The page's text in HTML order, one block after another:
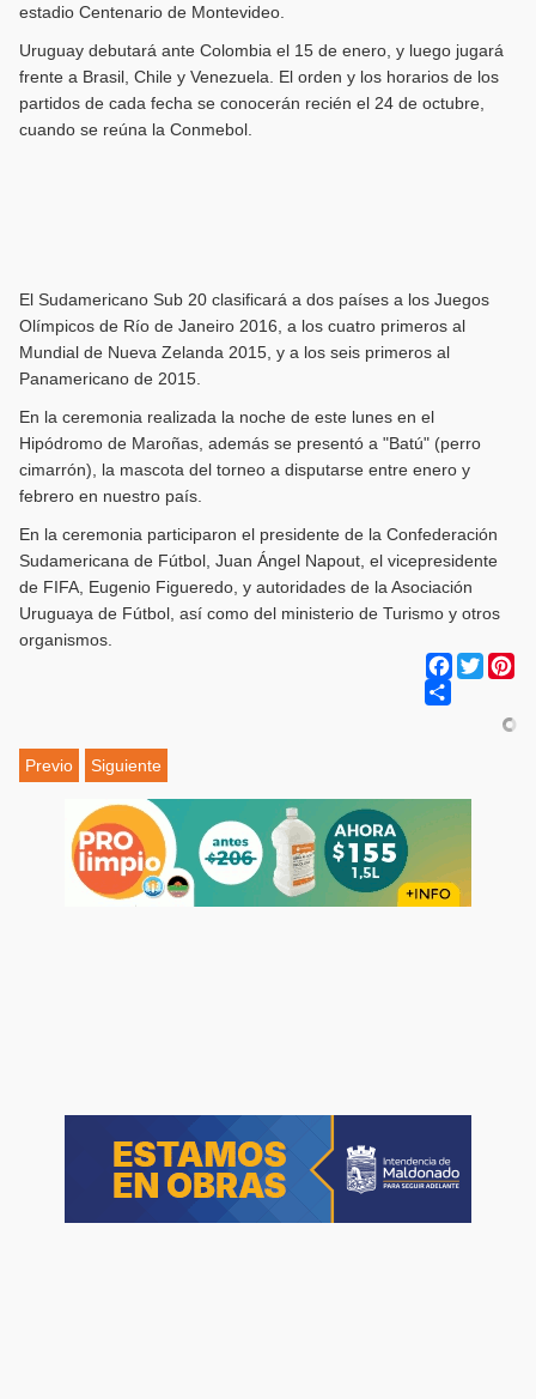
estadio Centenario de Montevideo.
Uruguay debutará ante Colombia el 15 de enero, y luego jugará
frente a Brasil, Chile y Venezuela. El orden y los horarios de los
partidos de cada fecha se conocerán recién el 24 de octubre,
cuando se reúna la Conmebol.
El Sudamericano Sub 20 clasificará a dos países a los Juegos
Olímpicos de Río de Janeiro 2016, a los cuatro primeros al
Mundial de Nueva Zelanda 2015, y a los seis primeros al
Panamericano de 2015.
En la ceremonia realizada la noche de este lunes en el
Hipódromo de Maroñas, además se presentó a "Batú" (perro
cimarrón), la mascota del torneo a disputarse entre enero y
febrero en nuestro país.
En la ceremonia participaron el presidente de la Confederación
Sudamericana de Fútbol, Juan Ángel Napout, el vicepresidente
de FIFA, Eugenio Figueredo, y autoridades de la Asociación
Uruguaya de Fútbol, así como del ministerio de Turismo y otros
organismos.
Facebook
Twitter
Previo Siguiente